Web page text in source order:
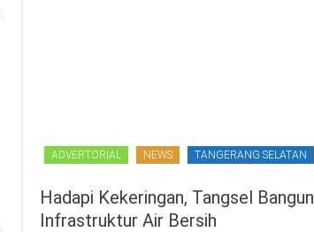
ADVERTORIAL NEWS TANGERANG SELATAN
Hadapi Kekeringan, Tangsel Bangun
Infrastruktur Air Bersih